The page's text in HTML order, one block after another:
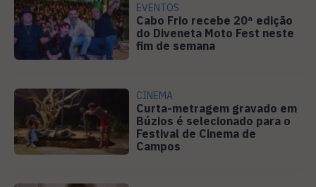
EVENTOS
Cabo Frio recebe 20ª edição
do Diveneta Moto Fest neste
fim de semana
CINEMA
Curta-metragem gravado em
Búzios é selecionado para o
Festival de Cinema de
Campos